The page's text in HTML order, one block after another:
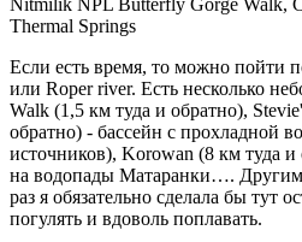
Если есть время, то можно пойти
или Roper river. Есть несколько
Walk (1,5 км туда и обратно),
обратно) - бассейн с прохладной
источников), Korowan (8 км туда
на водопады Матаранки….
раз я обязательно сделала бы тут
погулять и вдоволь поплавать.